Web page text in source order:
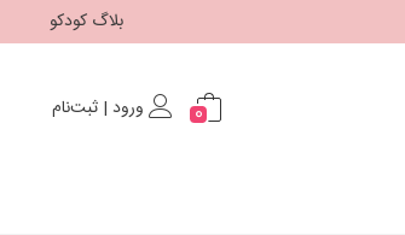
بلاگ کودکو
0 ورود | ثبت‌نام